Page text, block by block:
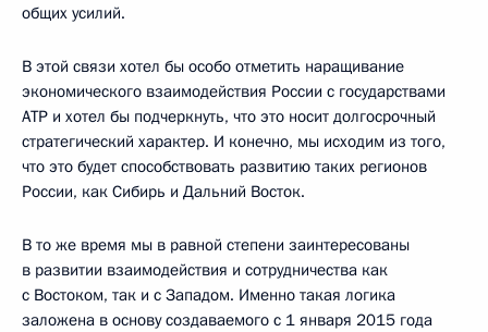
общих усилий.
В этой связи хотел бы особо отметить наращивание
экономического взаимодействия России с государствами
АТР и хотел бы подчеркнуть, что это носит долгосрочный
стратегический характер. И конечно, мы исходим из того,
что это будет способствовать развитию таких регионов
России, как Сибирь и Дальний Восток.
В то же время мы в равной степени заинтересованы
в развитии взаимодействия и сотрудничества как
с Востоком, так и с Западом. Именно такая логика
заложена в основу создаваемого с 1 января 2015 года